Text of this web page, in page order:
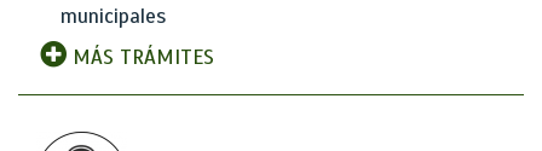
municipales
MÁS TRÁMITES